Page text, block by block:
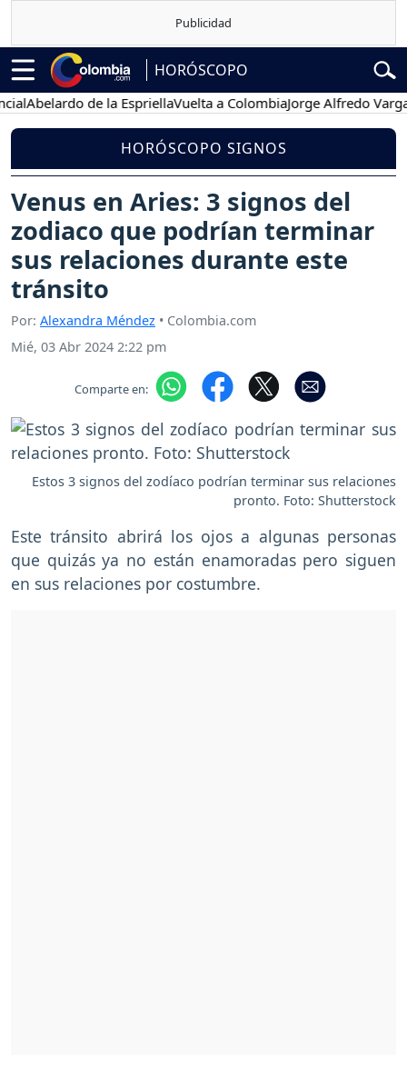
HORÓSCOPO
de la EspriellaVuelta a ColombiaJorge Alfredo Vargas
HORÓSCOPO SIGNOS
Venus en Aries: 3 signos del
zodiaco que podrían terminar
sus relaciones durante este
tránsito
Por: Alexandra Méndez • Colombia.com
Mié, 03 Abr 2024 2:22 pm
Comparte en:
Estos 3 signos del zodíaco podrían terminar sus relaciones
pronto. Foto: Shutterstock
Este tránsito abrirá los ojos a algunas personas
que quizás ya no están enamoradas pero siguen
en sus relaciones por costumbre.